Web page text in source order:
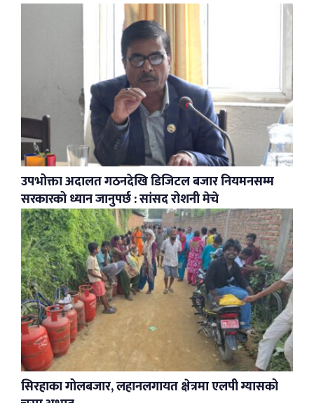
उपभोक्ता अदालत गठनदेखि डिजिटल बजार नियमनसम्म
सरकारको ध्यान जानुपर्छ : सांसद रोशनी मेचे
सिरहाका गोलबजार, लहानलगायत क्षेत्रमा एलपी ग्यासको